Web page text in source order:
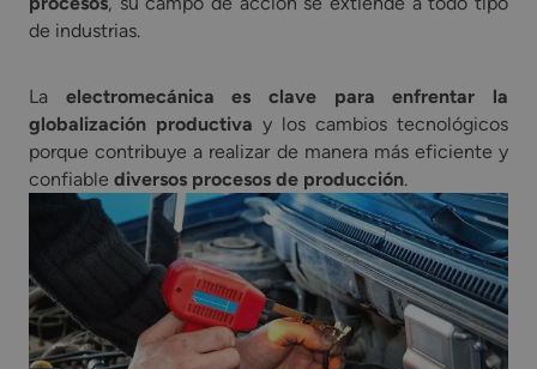
de industrias.
La electromecánica es clave para enfrentar la
globalización productiva y los cambios tecnológicos
porque contribuye a realizar de manera más eficiente y
confiable diversos procesos de producción.